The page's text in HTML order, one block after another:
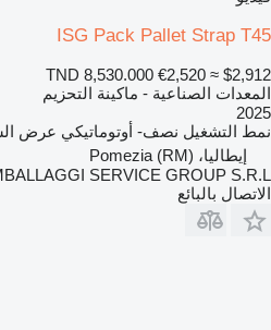
ISG Pack Pallet Strap T45
TND 8,530.000 €2,520 ≈ $2,912
المعدات الصناعية - ماكينة التحزيم
2025
نمط التشغيل نصف- أوتوماتيكي عرض
إيطاليا، Pomezia (RM)
SERVICE GROUP S.R.L.
الاتصال بالبائع